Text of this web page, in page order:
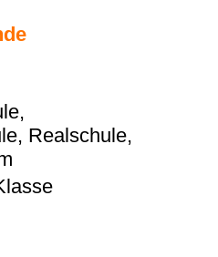
Realschule,